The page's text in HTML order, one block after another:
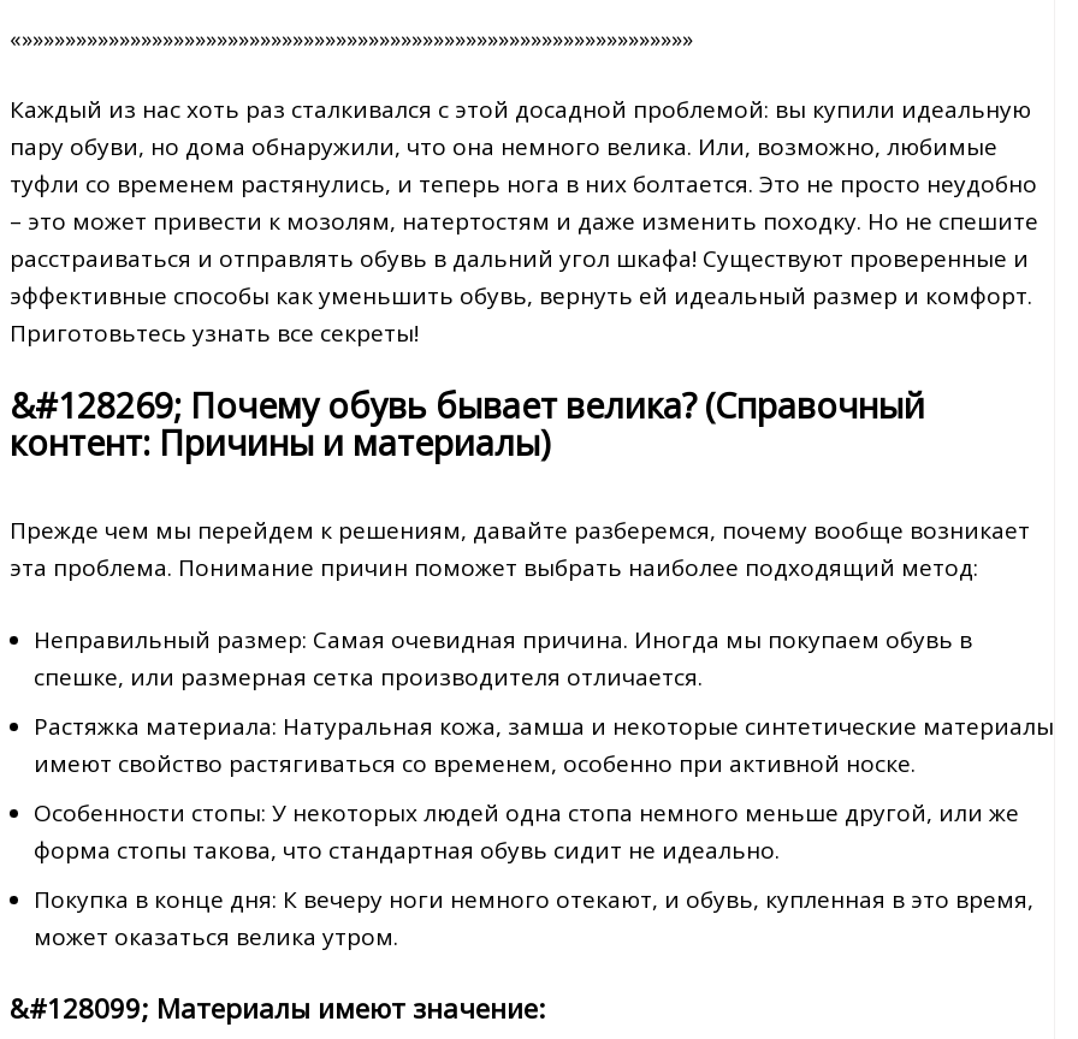
«»»»»»»»»»»»»»»»»»»»»»»»»»»»»»»»»»»»»»»»»»»»»»»»»»»»»»»»»»»»»»»
Каждый из нас хоть раз сталкивался с этой досадной проблемой: вы купили идеальную
пару обуви, но дома обнаружили, что она немного велика. Или, возможно, любимые
туфли со временем растянулись, и теперь нога в них болтается. Это не просто неудобно
– это может привести к мозолям, натертостям и даже изменить походку. Но не спешите
расстраиваться и отправлять обувь в дальний угол шкафа! Существуют проверенные и
эффективные способы как уменьшить обувь, вернуть ей идеальный размер и комфорт.
Приготовьтесь узнать все секреты!
&#128269; Почему обувь бывает велика? (Справочный
контент: Причины и материалы)
Прежде чем мы перейдем к решениям, давайте разберемся, почему вообще возникает
эта проблема. Понимание причин поможет выбрать наиболее подходящий метод:
Неправильный размер: Самая очевидная причина. Иногда мы покупаем обувь в
спешке, или размерная сетка производителя отличается.
Растяжка материала: Натуральная кожа, замша и некоторые синтетические материалы
имеют свойство растягиваться со временем, особенно при активной носке.
Особенности стопы: У некоторых людей одна стопа немного меньше другой, или же
форма стопы такова, что стандартная обувь сидит не идеально.
Покупка в конце дня: К вечеру ноги немного отекают, и обувь, купленная в это время,
может оказаться велика утром.
&#128099; Материалы имеют значение: